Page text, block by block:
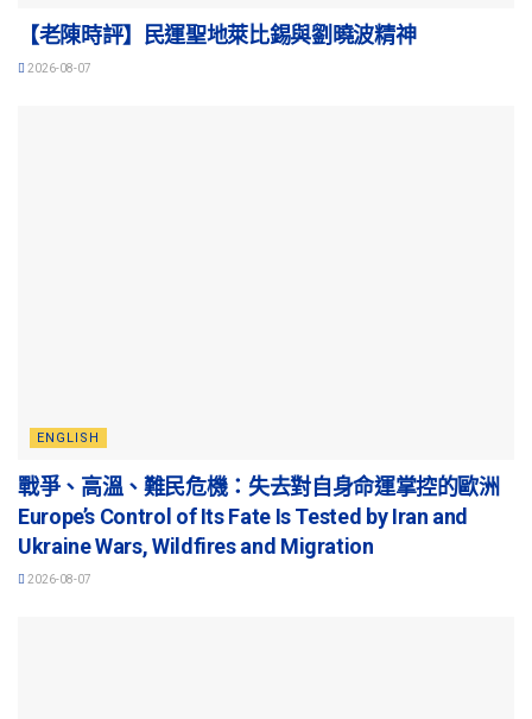
【老陳時評】民運聖地萊比錫與劉曉波精神
2026-08-07
ENGLISH
戰爭、高溫、難民危機：失去對自身命運掌控的歐洲
Europe’s Control of Its Fate Is Tested by Iran and
Ukraine Wars, Wildfires and Migration
2026-08-07